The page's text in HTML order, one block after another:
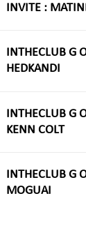
INVITE :
INTHECLUB G
HEDKANDI
INTHECLUB G
KENN COLT
INTHECLUB G
MOGUAI